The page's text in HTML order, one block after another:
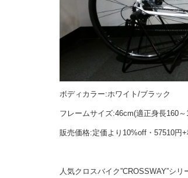
ボディカラー:ホワイト/ブラック
フレームサイズ:46cm(適正身長160
販売価格:定価より10%off・57510円
人気クロスバイク”CROSSWAY”シ